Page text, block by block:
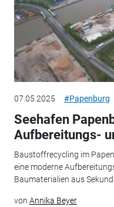
07.05.2025 #Papenburg
Seehafen
Aufbereitungs-
Baustoffrecycling im
eine moderne
Baumaterialien aus
von Annika Beyer